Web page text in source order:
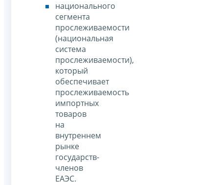
национального
сегмента
прослеживаемости
(национальная
система
прослеживаемости),
который
обеспечивает
прослеживаемость
импортных
товаров
на
внутреннем
рынке
государств-
членов
ЕАЭС.